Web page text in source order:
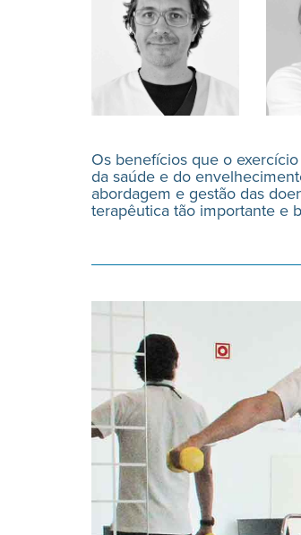
Os benefícios que o
da saúde e do
abordagem e gestão das
terapêutica tão importante e